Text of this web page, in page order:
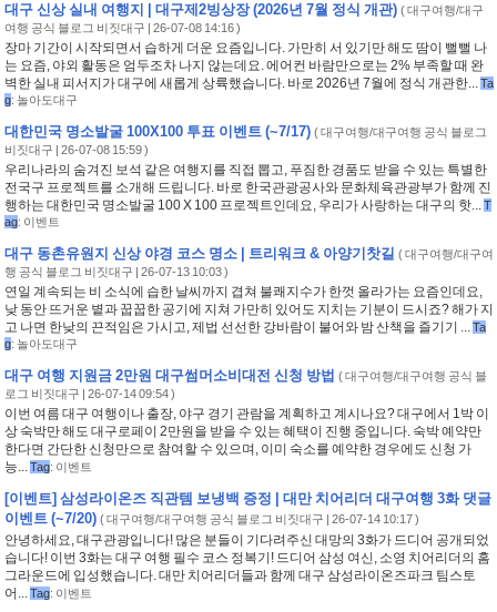
대구 신상 실내 여행지 | 대구제2빙상장 (2026년 7월 정식 개관) (대구여행/대구
여행 공식 블로그 비짓대구 | 26-07-08 14:16 )
장마 기간이 시작되면서 습하게 더운 요즘입니다. 가만히 서 있기만 해도 땀이 뻘뻘 나
는 요즘, 야외 활동은 엄두조차 나지 않는데요. 에어컨 바람만으로는 2% 부족할 때 완
벽한 실내 피서지가 대구에 새롭게 상륙했습니다. 바로 2026년 7월에 정식 개관한...Ta
g: 놀아도대구
대한민국 명소발굴 100X100 투표 이벤트 (~7/17) (대구여행/대구여행 공식 블로그
비짓대구 | 26-07-08 15:59 )
우리나라의 숨겨진 보석 같은 여행지를 직접 뽑고, 푸짐한 경품도 받을 수 있는 특별한
전국구 프로젝트를 소개해 드립니다. 바로 한국관광공사와 문화체육관광부가 함께 진
행하는 대한민국 명소발굴 100 X 100 프로젝트인데요, 우리가 사랑하는 대구의 핫...T
ag: 이벤트
대구 동촌유원지 신상 야경 코스 명소 | 트리워크 & 아양기찻길 (대구여행/대구여
행 공식 블로그 비짓대구 | 26-07-13 10:03 )
연일 계속되는 비 소식에 습한 날씨까지 겹쳐 불쾌지수가 한껏 올라가는 요즘인데요,
낮 동안 뜨거운 볕과 꿉꿉한 공기에 지쳐 가만히 있어도 지치는 기분이 드시죠? 해가 지
고 나면 한낮의 끈적임은 가시고, 제법 선선한 강바람이 불어와 밤 산책을 즐기기 ...Ta
g: 놀아도대구
대구 여행 지원금 2만원 대구썸머소비대전 신청 방법 (대구여행/대구여행 공식 블
로그 비짓대구 | 26-07-14 09:54 )
이번 여름 대구 여행이나 출장, 야구 경기 관람을 계획하고 계시나요? 대구에서 1박 이
상 숙박만 해도 대구로페이 2만원을 받을 수 있는 혜택이 진행 중입니다. 숙박 예약만
한다면 간단한 신청만으로 참여할 수 있으며, 이미 숙소를 예약한 경우에도 신청 가
능...Tag: 이벤트
[이벤트] 삼성라이온즈 직관템 보냉백 증정 | 대만 치어리더 대구여행 3화 댓글
이벤트 (~7/20) (대구여행/대구여행 공식 블로그 비짓대구 | 26-07-14 10:17 )
안녕하세요, 대구관광입니다! 많은 분들이 기다려주신 대망의 3화가 드디어 공개되었
습니다! 이번 3화는 대구 여행 필수 코스 정복기! 드디어 삼성 여신, 소영 치어리더의 홈
그라운드에 입성했습니다. 대만 치어리더들과 함께 대구 삼성라이온즈파크 팀스토
어...Tag: 이벤트